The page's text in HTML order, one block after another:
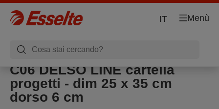
Menù
IT
C06 DELSO LINE cartella
progetti - dim 25 x 35 cm
dorso 6 cm